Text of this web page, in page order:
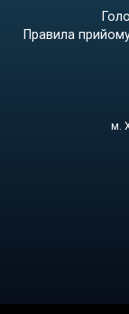
Правила
м.